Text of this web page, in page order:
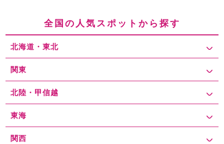
全国の人気スポットから探す
北海道・東北
関東
北陸・甲信越
東海
関西